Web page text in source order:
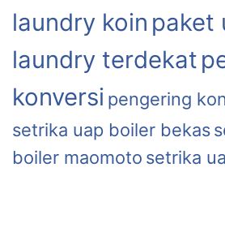
laundry koin paket
laundry terdekat
konversi pengering
setrika uap boiler bekas
boiler maomoto setrika